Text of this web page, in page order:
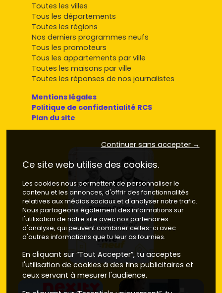
Toutes les villes
Tous les départements
Toutes les régions
Nos derniers programmes neufs
Tous les promoteurs
Tous les appartements par ville
Toutes les maisons par ville
Toutes les réponses de nos journalistes
Mentions légales
Politique de confidentialité RCS
Plan du site
Continuer sans accepter →
Ce site web utilise des cookies.
Les cookies nous permettent de personnaliser le
contenu et les annonces, d'offrir des fonctionnalités
relatives aux médias sociaux et d'analyser notre trafic.
Nous partageons également des informations sur
l'utilisation de notre site avec nos partenaires
d'analyse, qui peuvent combiner celles-ci avec
d'autres informations que tu leur as fournies.
En cliquant sur “Tout Accepter”, tu acceptes
l'utilisation de cookies à des fins publicitaires et
ceux servant à mesurer l'audience.